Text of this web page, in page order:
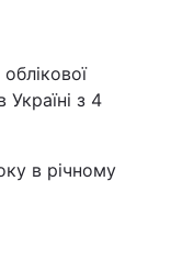
Україні з 4
в річному